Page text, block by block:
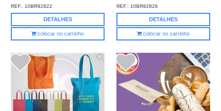
REF.:10BR92822
DETALHES
colocar no carrinho
REF.:10BR92826
DETALHES
colocar no carrinho